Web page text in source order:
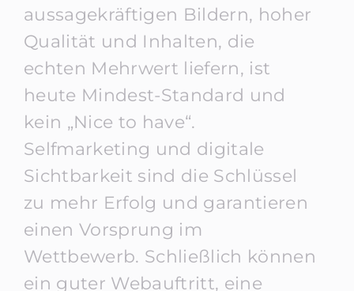
aussagekräftigen Bildern, hoher
Qualität und Inhalten, die
echten Mehrwert liefern, ist
heute Mindest-Standard und
kein „Nice to have“.
Selfmarketing und digitale
Sichtbarkeit sind die Schlüssel
zu mehr Erfolg und garantieren
einen Vorsprung im
Wettbewerb. Schließlich können
ein guter Webauftritt, eine